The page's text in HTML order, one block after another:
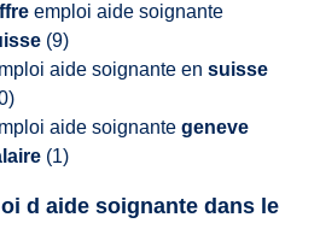
emploi aide soignante
(9)
aide soignante en suisse
aide soignante geneve
(1)
d aide soignante dans le